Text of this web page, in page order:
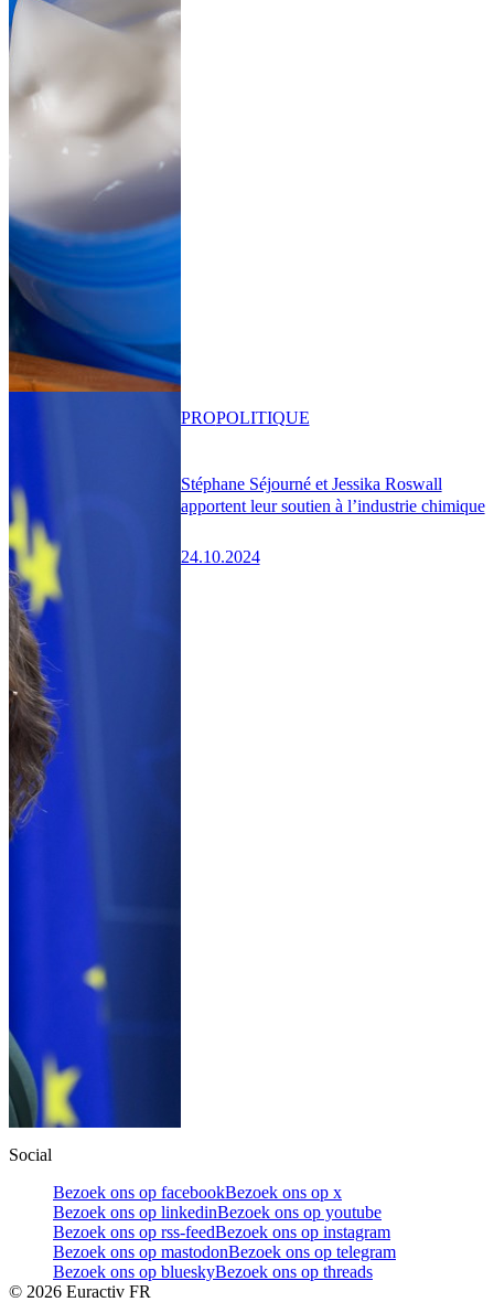
Stéphane Séjourné et Jessika Roswall
apportent leur soutien à l’industrie chimique
24.10.2024
PROPOLITIQUE
Social
Bezoek ons op facebookBezoek ons op x
Bezoek ons op linkedinBezoek ons op youtube
Bezoek ons op rss-feedBezoek ons op instagram
Bezoek ons op mastodonBezoek ons op telegram
Bezoek ons op blueskyBezoek ons op threads
© 2026 Euractiv FR